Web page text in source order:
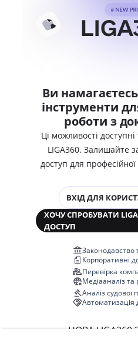
Ви
інструменти
роботи з
Ці можливості
LIGA360. Залишайте
доступ для
ВХІД ДЛЯ
ХОЧУ СПРОБУВАТИ
ДОСТУП
Законодавство
Корпоративні
Перевірка
Медіааналіз та
Аналіз судової
Автоматизація
НОВА